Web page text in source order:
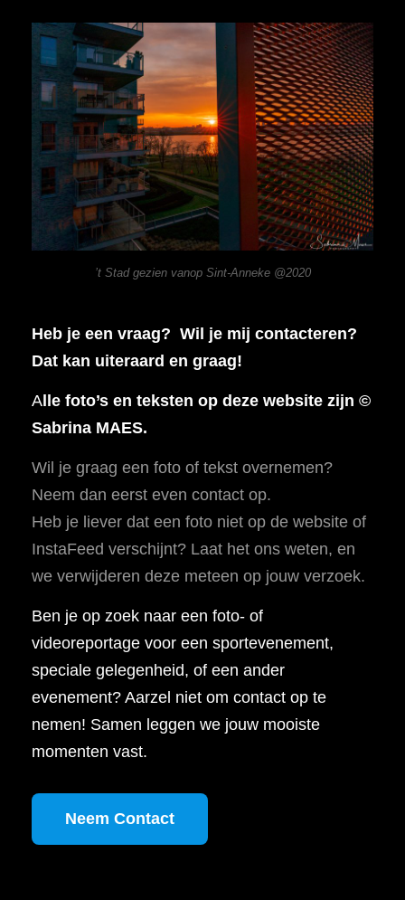
’t Stad gezien vanop Sint-Anneke @2020
Heb je een vraag? Wil je mij contacteren?
Dat kan uiteraard en graag!
Alle foto’s en teksten op deze website zijn ©
Sabrina MAES.
Wil je graag een foto of tekst overnemen?
Neem dan eerst even contact op.
Heb je liever dat een foto niet op de website of
InstaFeed verschijnt? Laat het ons weten, en
we verwijderen deze meteen op jouw verzoek.
Ben je op zoek naar een foto- of
videoreportage voor een sportevenement,
speciale gelegenheid, of een ander
evenement? Aarzel niet om contact op te
nemen! Samen leggen we jouw mooiste
momenten vast.
Neem Contact